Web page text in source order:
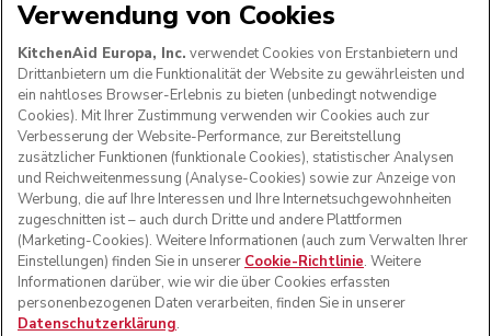
WIR AKZEPTIEREN
FOLGEN SIE UNS
Verwendung von Cookies
KitchenAid Europa, Inc. verwendet Cookies von Erstanbietern und
Drittanbietern um die Funktionalität der Website zu gewährleisten und
ein nahtloses Browser-Erlebnis zu bieten (unbedingt notwendige
Cookies). Mit Ihrer Zustimmung verwenden wir Cookies auch zur
Verbesserung der Website-Performance, zur Bereitstellung
zusätzlicher Funktionen (funktionale Cookies), statistischer Analysen
und Reichweitenmessung (Analyse-Cookies) sowie zur Anzeige von
Werbung, die auf Ihre Interessen und Ihre Internetsuchgewohnheiten
zugeschnitten ist – auch durch Dritte und andere Plattformen
(Marketing-Cookies). Weitere Informationen (auch zum Verwalten Ihrer
Einstellungen) finden Sie in unserer Cookie-Richtlinie. Weitere
Informationen darüber, wie wir die über Cookies erfassten
personenbezogenen Daten verarbeiten, finden Sie in unserer
Datenschutzerklärung.